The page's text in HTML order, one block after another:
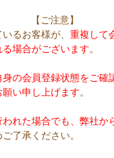
【ご注意】
るお客様が、 重複して
場合がございます。
身の会員登録状態をご確
い申し上げます。
れた場合でも、弊社か
了承ください。